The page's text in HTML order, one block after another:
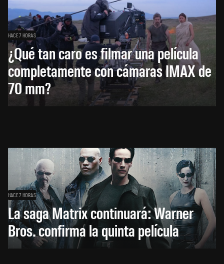
HACE 7 HORAS
¿Qué tan caro es filmar una película
completamente con cámaras IMAX de
70 mm?
HACE 7 HORAS
La saga Matrix continuará: Warner
Bros. confirma la quinta película